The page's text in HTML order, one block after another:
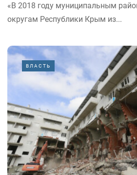
«В 2018 году муниципальным
округам Республики Крым из...
ВЛАСТЬ